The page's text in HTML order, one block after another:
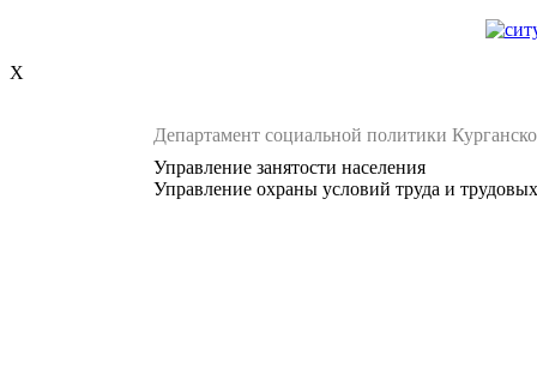
X
Департамент социальной политики
Управление занятости населения
Управление охраны условий труда и